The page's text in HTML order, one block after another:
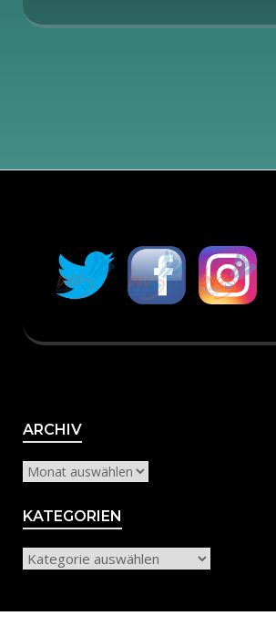
ARCHIVArchiv
KATEGORIEN
Kategorien